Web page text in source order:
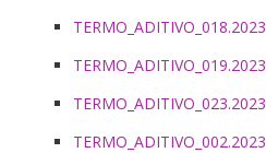
TERMO_ADITIVO_018.2023
TERMO_ADITIVO_019.2023
TERMO_ADITIVO_023.2023
TERMO_ADITIVO_002.2023